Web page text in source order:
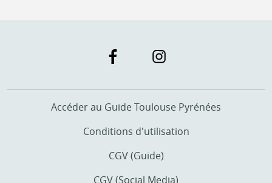
Accéder au Guide Toulouse Pyrénées
Conditions d'utilisation
CGV (Guide)
CGV (Social Media)